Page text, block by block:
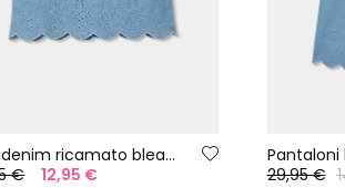
Top denim ricamato bleach
€
12,95 € 29,95 €